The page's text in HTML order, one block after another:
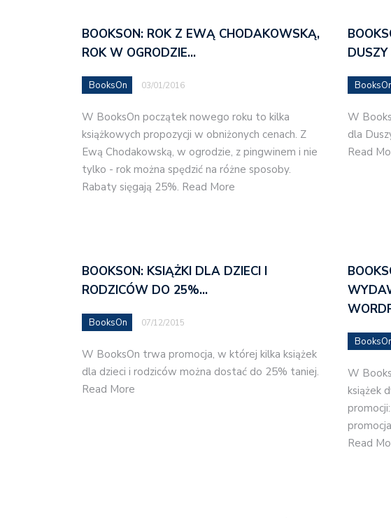
BOOKSON: ROK Z EWĄ CHODAKOWSKĄ,
ROK W OGRODZIE…
BooksOn 03/01/2016
W BooksOn początek nowego roku to kilka
książkowych propozycji w obniżonych cenach. Z
Ewą Chodakowską, w ogrodzie, z pingwinem i nie
tylko - rok można spędzić na różne sposoby.
Rabaty sięgają 25%. Read More
W
dla
Read
BOOKSON: KSIĄŻKI DLA DZIECI I
RODZICÓW DO 25%…
BooksOn 07/12/2015
W BooksOn trwa promocja, w której kilka książek
dla dzieci i rodziców można dostać do 25% taniej.
Read More
W
książek
Read